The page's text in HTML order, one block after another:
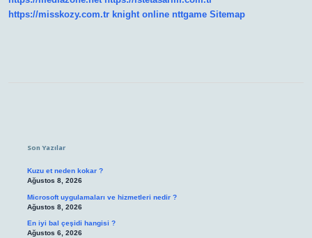
https://misskozy.com.tr knight online nttgame Sitemap
Son Yazılar
Kuzu et neden kokar ?
Ağustos 8, 2026
Microsoft uygulamaları ve hizmetleri nedir ?
Ağustos 8, 2026
En iyi bal çeşidi hangisi ?
Ağustos 6, 2026